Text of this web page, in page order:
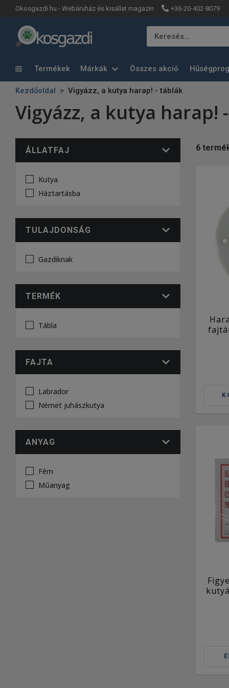
Okosgazdi.hu - Webáruház és kisállat magazin +36-20-402-8079
Keresés…
Termékek Márkák Összes akció
Kezdőoldal Vigyázz, a kutya harap! - táblák
Vigyázz, a kutya harap!
ÁLLATFAJ
Kutya
Háztartásba
TULAJDONSÁG
Gazdiknak
TERMÉK
Tábla
FAJTA
Labrador
Német juhászkutya
ANYAG
Fém
Műanyag
6